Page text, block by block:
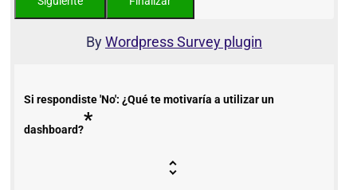
ByWordpress Survey plugin
Si respondiste 'No': ¿Qué te motivaría a utilizar un
dashboard?*